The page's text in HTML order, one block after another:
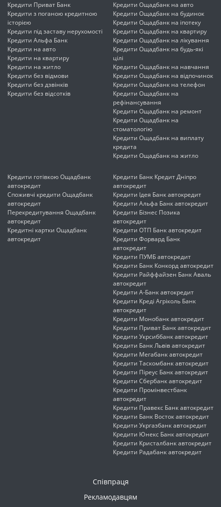
Кредити Приват Банк
Кредити з поганою кредитною
історією
Кредити під заставу нерухомості
Кредити Альфа Банк
Кредити на авто
Кредити на квартиру
Кредити на житло
Кредити без відмови
Кредити без дзвінків
Кредити без відсотків
Кредити Ощадбанк на авто
Кредити Ощадбанк на будинок
Кредити Ощадбанк на іпотеку
Кредити Ощадбанк на квартиру
Кредити Ощадбанк на лікування
Кредити Ощадбанк на будь-які
цілі
Кредити Ощадбанк на навчання
Кредити Ощадбанк на відпочинок
Кредити Ощадбанк на телефон
Кредити Ощадбанк на
рефінансування
Кредити Ощадбанк на ремонт
Кредити Ощадбанк на
стоматологію
Кредити Ощадбанк на виплату
кредита
Кредити Ощадбанк на житло
Кредити готівкою Ощадбанк
автокредит
Споживчі кредити Ощадбанк
автокредит
Перекредитування Ощадбанк
автокредит
Кредитні картки Ощадбанк
автокредит
Кредити Банк Кредит Дніпро
автокредит
Кредити Ідея Банк автокредит
Кредити Альфа Банк автокредит
Кредити Бізнес Позика
автокредит
Кредити ОТП Банк автокредит
Кредити Форвард Банк
автокредит
Кредити ПУМБ автокредит
Кредити Банк Конкорд автокредит
Кредити Райффайзен Банк Аваль
автокредит
Кредити А-Банк автокредит
Кредити Креді Агріколь Банк
автокредит
Кредити Монобанк автокредит
Кредити Приват Банк автокредит
Кредити Укрсиббанк автокредит
Кредити Банк Львів автокредит
Кредити Мегабанк автокредит
Кредити Таскомбанк автокредит
Кредити Піреус Банк автокредит
Кредити Сбербанк автокредит
Кредити Промінвестбанк
автокредит
Кредити Правекс Банк автокредит
Кредити Банк Восток автокредит
Кредити Укргазбанк автокредит
Кредити Юнекс Банк автокредит
Кредити Кристалбанк автокредит
Кредити Радабанк автокредит
Співпраця
Рекламодавцям